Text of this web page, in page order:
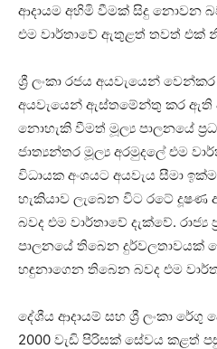
ආදායම අහිමි වීමක් සිදු නොවන
එම වාර්තාවේ ඇතුළත් තවත් එක්
ශ්‍රී ලංකා රජය අයවැයෙන්
අයවැයෙන් ඇස්තමේන්තු කර ඇති
නොහැකි වීමත් මූල්‍ය පාලනයේ
ජාත්‍යන්තර මූල්‍ය අරමුදලේ එම
විධායක අංශයට අයවැය සීමා
හැකියාව ලැබෙන විට රටේ
බවද එම වාර්තාවේ දැක්වේ. රාජ්‍ය
පාලනයේ තිබෙන දුර්වලතාවයක්
හඳුනාගෙන තිබෙන බවද එම
දේශීය ආදායම් සහ ශ්‍රී ලංකා
2000 වැඩි පිරිසක් සේවය කළත්